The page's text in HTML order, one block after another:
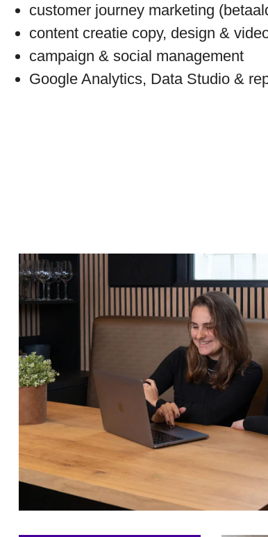
customer journey marketing
content creatie copy, design &
campaign & social management
Google Analytics, Data Studio &